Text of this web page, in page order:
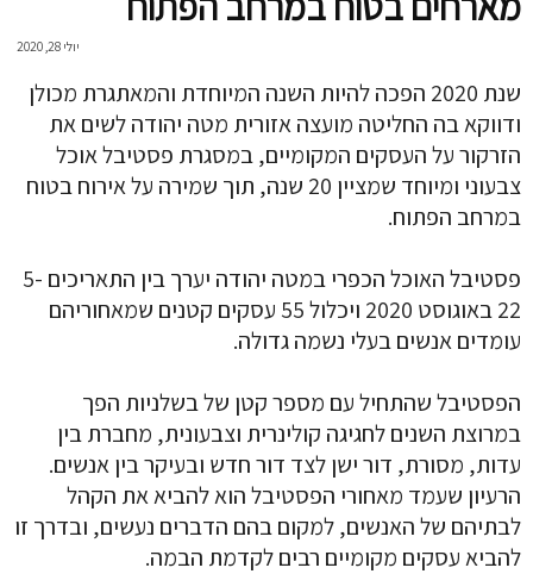
יולי 28, 2020
שנת 2020 הפכה להיות השנה המיוחדת והמאתגרת מכולן
ודווקא בה החליטה מועצה אזורית מטה יהודה לשים את
הזרקור על העסקים המקומיים, במסגרת פסטיבל אוכל
צבעוני ומיוחד שמציין 20 שנה, תוך שמירה על אירוח בטוח
במרחב הפתוח.
פסטיבל האוכל הכפרי במטה יהודה יערך בין התאריכים 5-
22 באוגוסט 2020 ויכלול 55 עסקים קטנים שמאחוריהם
עומדים אנשים בעלי נשמה גדולה.
הפסטיבל שהתחיל עם מספר קטן של בשלניות הפך
במרוצת השנים לחגיגה קולינרית וצבעונית, מחברת בין
עדות, מסורת, דור ישן לצד דור חדש ובעיקר בין אנשים.
הרעיון שעמד מאחורי הפסטיבל הוא להביא את הקהל
לבתיהם של האנשים, למקום בהם הדברים נעשים, ובדרך זו
להביא עסקים מקומיים רבים לקדמת הבמה.